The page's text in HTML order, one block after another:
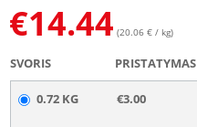
€14.44 (20.06 € / kg)
SVORIS PRISTATYMAS
0.72 KG €3.00